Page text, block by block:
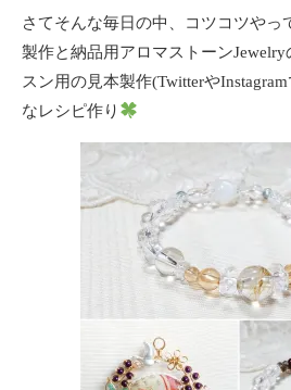
さてそんな毎日の中、コツコツやっ
製作と納品用アロマストーン
スン用の見本製作(Twitterや
なレシピ作り